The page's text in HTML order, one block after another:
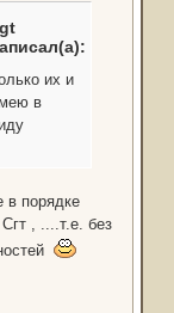
их и
в
в порядке
, ....т.е. без